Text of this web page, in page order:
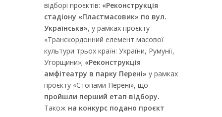
відборі проєктів: «Реконструкція
стадіону «Пластмасовик» по вул.
Українська», у рамках проєкту
«Транскордонний елемент масової
культури трьох країн: України, Румунії,
Угорщини»; «Реконструкція
амфітеатру в парку Перені» у рамках
проєкту «Стопами Перені», що
пройшли перший етап відбору.
Також на конкурс подано проєкт